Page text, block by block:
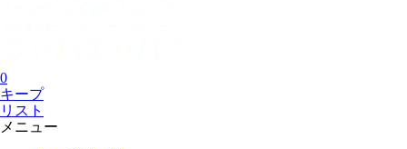
0
キープ
リスト
メニュー